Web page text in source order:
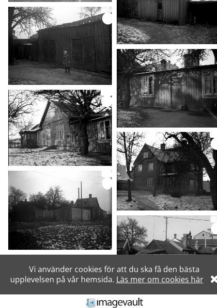
Vi använder cookies för att du ska få den bästa
upplevelsen på vår hemsida. Läs mer om cookies här